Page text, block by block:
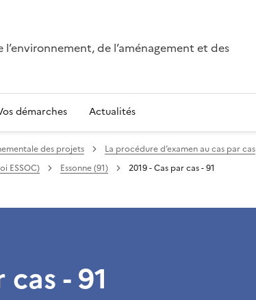
de l’aménagement et des
démarches Actualités
des projets La procédure d’examen au cas par cas
ESSOC)
Essonne (91) 2019 - Cas par cas - 91
- 91